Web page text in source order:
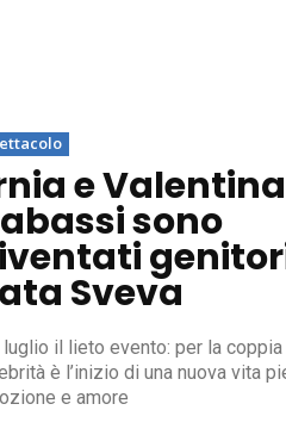
e Valentina
sono
Sveva
luglio il lieto evento: per la coppia
è l’inizio di una nuova vita
e amore